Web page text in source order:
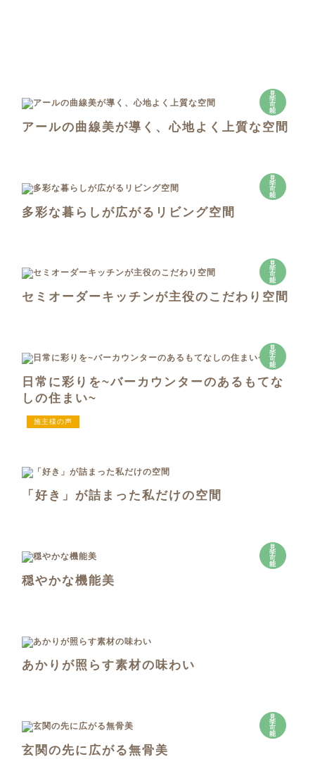
見
学
可
能
アールの曲線美が導く、心地よく上質な空間
見
学
可
能
多彩な暮らしが広がるリビング空間
見
学
可
能
セミオーダーキッチンが主役のこだわり空間
見
学
可
能
日常に彩りを~バーカウンターのあるもてな
しの住まい~
施主様の声
「好き」が詰まった私だけの空間
見
学
可
能
穏やかな機能美
あかりが照らす素材の味わい
見
学
可
能
玄関の先に広がる無骨美